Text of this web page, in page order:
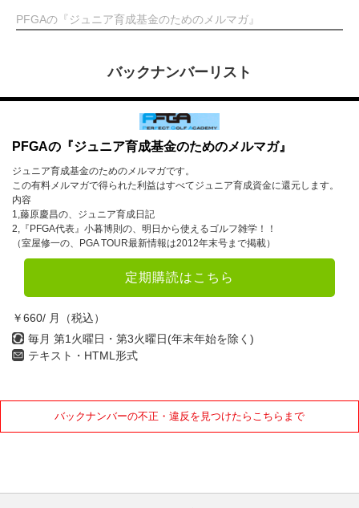
PFGAの『ジュニア育成基金のためのメルマガ』
バックナンバーリスト
PFGAの『ジュニア育成基金のためのメルマガ』
ジュニア育成基金のためのメルマガです。
この有料メルマガで得られた利益はすべてジュニア育成資金に還元します。
内容
1,藤原慶昌の、ジュニア育成日記
2,『PFGA代表』小暮博則の、明日から使えるゴルフ雑学！！
（室屋修一の、PGA TOUR最新情報は2012年末号まで掲載）
定期購読はこちら
￥660/ 月（税込）
毎月 第1火曜日・第3火曜日(年末年始を除く)
テキスト・HTML形式
バックナンバーの不正・違反を見つけたらこちらまで